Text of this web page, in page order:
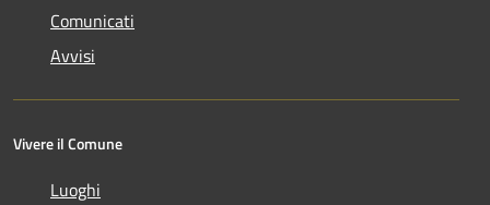
Comunicati
Avvisi
Vivere il Comune
Luoghi